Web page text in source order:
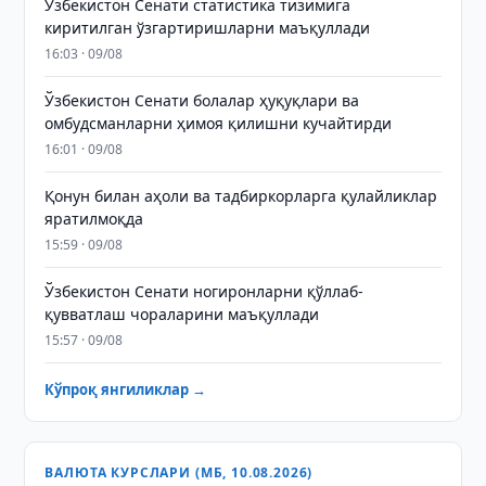
Ўзбекистон Сенати статистика тизимига
киритилган ўзгартиришларни маъқуллади
16:03 · 09/08
Ўзбекистон Сенати болалар ҳуқуқлари ва
омбудсманларни ҳимоя қилишни кучайтирди
16:01 · 09/08
Қонун билан аҳоли ва тадбиркорларга қулайликлар
яратилмоқда
15:59 · 09/08
Ўзбекистон Сенати ногиронларни қўллаб-
қувватлаш чораларини маъқуллади
15:57 · 09/08
Кўпроқ янгиликлар →
ВАЛЮТА КУРСЛАРИ (МБ, 10.08.2026)